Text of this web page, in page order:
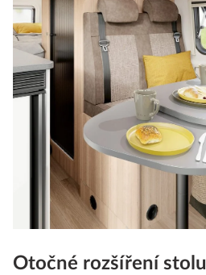
Otočné rozšíření stolu